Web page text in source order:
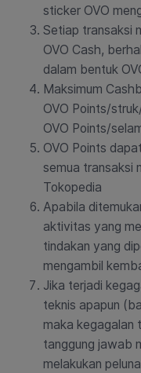
sticker OVO
Setiap transaksi
OVO Cash,
dalam bentuk
Maksimum
OVO Points/
OVO Points/
OVO Points
semua transaksi
Tokopedia
Apabila
aktivitas yang
tindakan yang
mengambil
Jika terjadi
teknis apapun
maka kegagalan
tanggung jawab
melakukan